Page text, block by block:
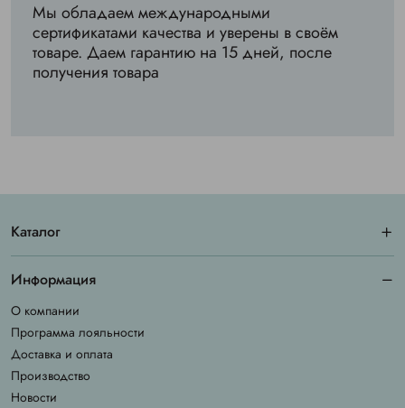
Мы обладаем международными
сертификатами качества и уверены в своём
товаре. Даем гарантию на 15 дней, после
получения товара
Каталог
Информация
О компании
Программа лояльности
Доставка и оплата
Производство
Новости